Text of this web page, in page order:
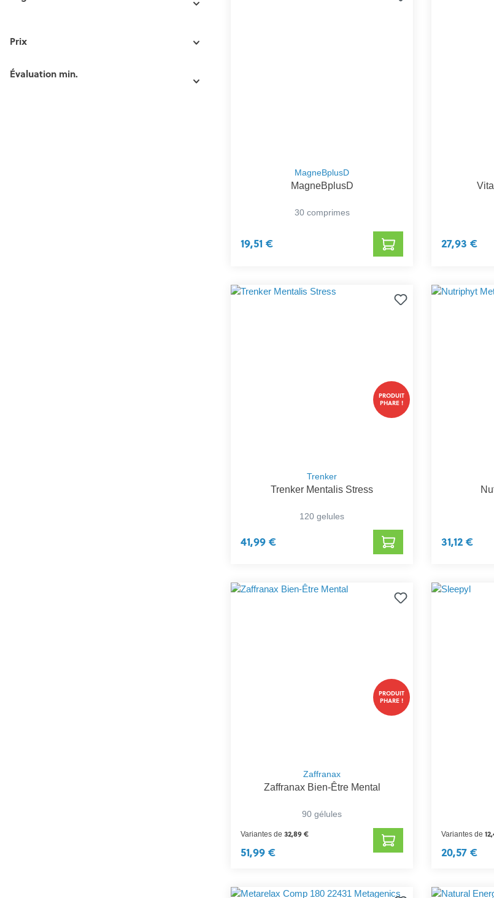
Prix
Évaluation min.
MagneBplusD
MagneBplusD
30 comprimes
19,51 € 27,93 €
PRODUIT
PHARE !
Trenker
Trenker Mentalis Stress
120 gelules
41,99 € 31,12 €
PRODUIT
PHARE !
Zaffranax
Zaffranax Bien-Être Mental
90 gélules
Variantes de 32,89 €
51,99 €
Variantes de
20,57 €